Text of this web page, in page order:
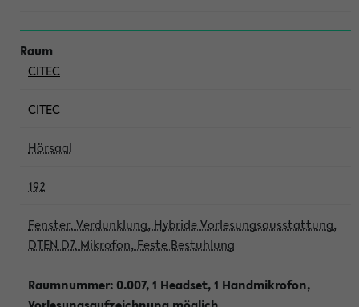
CITEC
CITEC
Hörsaal
192
Fenster, Verdunklung, Hybride Vorlesungsausstattung,
DTEN D7, Mikrofon, Feste Bestuhlung
Raumnummer: 0.007, 1 Headset, 1 Handmikrofon,